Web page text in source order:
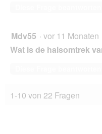
Mdv55 · vor 11 Monaten
Wat is de halsomtrek
1-10 von 22 Fragen